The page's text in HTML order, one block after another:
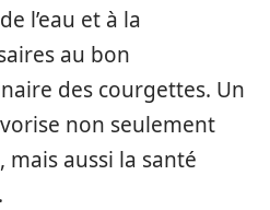
l’eau et à la
au bon
des courgettes. Un
non seulement
mais aussi la santé